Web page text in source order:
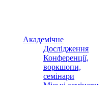
Академічне
Дослідження
Конференції,
воркшопи,
семінари